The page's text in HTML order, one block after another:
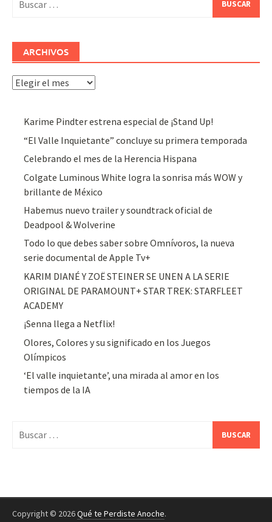
ARCHIVOS
Archivos
Karime Pindter estrena especial de ¡Stand Up!
“El Valle Inquietante” concluye su primera temporada
Celebrando el mes de la Herencia Hispana
Colgate Luminous White logra la sonrisa más WOW y
brillante de México
Habemus nuevo trailer y soundtrack oficial de
Deadpool & Wolverine
Todo lo que debes saber sobre Omnívoros, la nueva
serie documental de Apple Tv+
KARIM DIANÉ Y ZOË STEINER SE UNEN A LA SERIE
ORIGINAL DE PARAMOUNT+ STAR TREK: STARFLEET
ACADEMY
¡Senna llega a Netflix!
Olores, Colores y su significado en los Juegos
Olímpicos
‘El valle inquietante’, una mirada al amor en los
tiempos de la IA
Copyright © 2026Qué te Perdiste Anoche.